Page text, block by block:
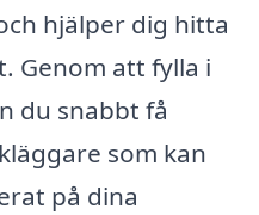
hjälper dig hitta
Genom att fylla i
du snabbt få
som kan
på dina